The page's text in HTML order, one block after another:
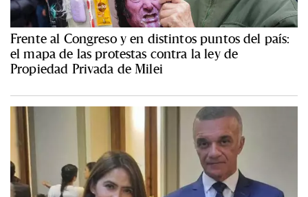
Frente al Congreso y en distintos puntos del país:
el mapa de las protestas contra la ley de
Propiedad Privada de Milei